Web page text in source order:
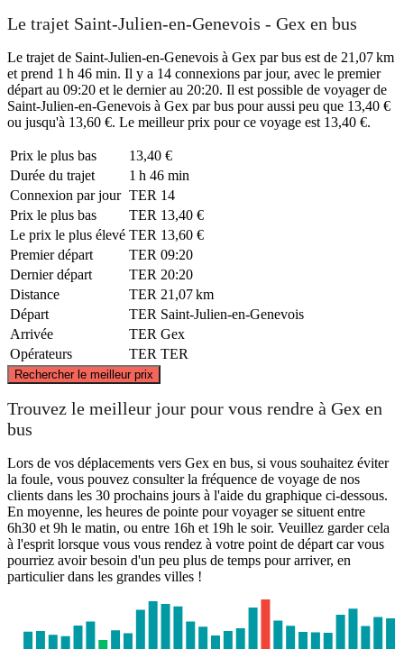
Le trajet Saint-Julien-en-Genevois - Gex en bus
Le trajet de Saint-Julien-en-Genevois à Gex par bus est de 21,07 km
et prend 1 h 46 min. Il y a 14 connexions par jour, avec le premier
départ au 09:20 et le dernier au 20:20. Il est possible de voyager de
Saint-Julien-en-Genevois à Gex par bus pour aussi peu que 13,40 €
ou jusqu'à 13,60 €. Le meilleur prix pour ce voyage est 13,40 €.
Prix ​​le plus bas
13,40 €
Durée du trajet
1 h 46 min
Connexion par jour TER 14
Prix ​​le plus bas
TER 13,40 €
Le prix le plus élevé TER 13,60 €
Premier départ
TER 09:20
Dernier départ
TER 20:20
Distance
TER 21,07 km
Départ
TER Saint-Julien-en-Genevois
Arrivée
TER Gex
Opérateurs
TER TER
Rechercher le meilleur prix
Saint-Julien-en-Genevois
Trouvez le meilleur jour pour vous rendre à Gex en
bus
Lors de vos déplacements vers Gex en bus, si vous souhaitez éviter
la foule, vous pouvez consulter la fréquence de voyage de nos
clients dans les 30 prochains jours à l'aide du graphique ci-dessous.
En moyenne, les heures de pointe pour voyager se situent entre
6h30 et 9h le matin, ou entre 16h et 19h le soir. Veuillez garder cela
à l'esprit lorsque vous vous rendez à votre point de départ car vous
pourriez avoir besoin d'un peu plus de temps pour arriver, en
particulier dans les grandes villes !